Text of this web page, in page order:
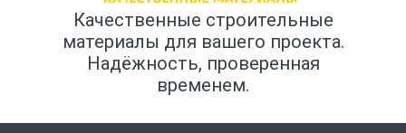
Качественные строительные
материалы для вашего проекта.
Надёжность, проверенная
временем.